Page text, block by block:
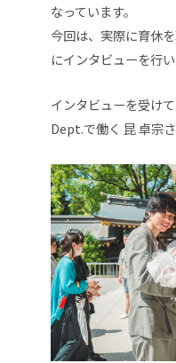
なっています。
今回は、実際に育休
にインタビューを行
インタビューを受け
Dept.で働く 昆 卓宗さ